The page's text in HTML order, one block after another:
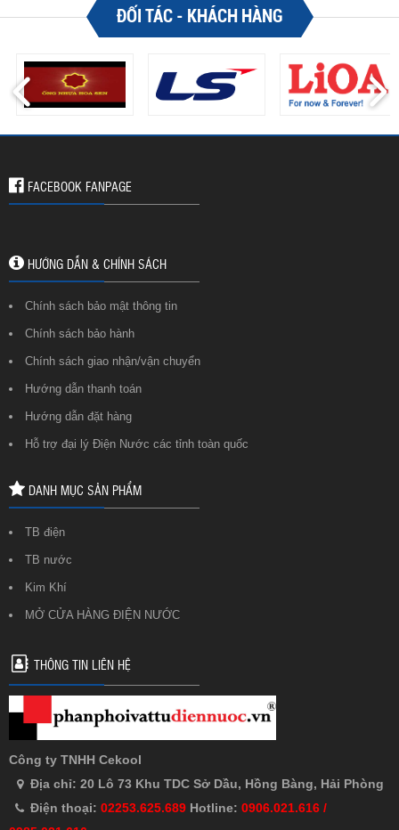
ĐỐI TÁC - KHÁCH HÀNG
FACEBOOK FANPAGE
HƯỚNG DẪN & CHÍNH SÁCH
Chính sách bảo mật thông tin
Chính sách bảo hành
Chính sách giao nhận/vận chuyển
Hướng dẫn thanh toán
Hướng dẫn đặt hàng
Hỗ trợ đại lý Điện Nước các tỉnh toàn quốc
DANH MỤC SẢN PHẨM
TB điện
TB nước
Kim Khí
MỞ CỬA HÀNG ĐIỆN NƯỚC
THÔNG TIN LIÊN HỆ
Công ty TNHH Cekool
Địa chỉ: 20 Lô 73 Khu TDC Sở Dầu, Hồng Bàng, Hải Phòng
Điện thoại: 02253.625.689 Hotline: 0906.021.616 /